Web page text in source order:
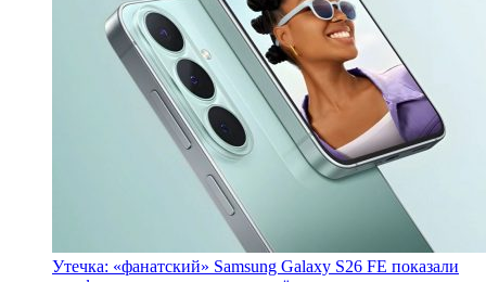
Утечка: «фанатский» Samsung Galaxy S26 FE показали